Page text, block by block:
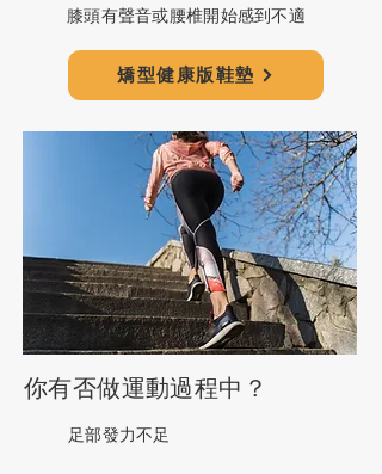
膝頭有聲音或腰椎開始感到不適
矯型健康版鞋墊
你有否做運動過程中？
足部發力不足